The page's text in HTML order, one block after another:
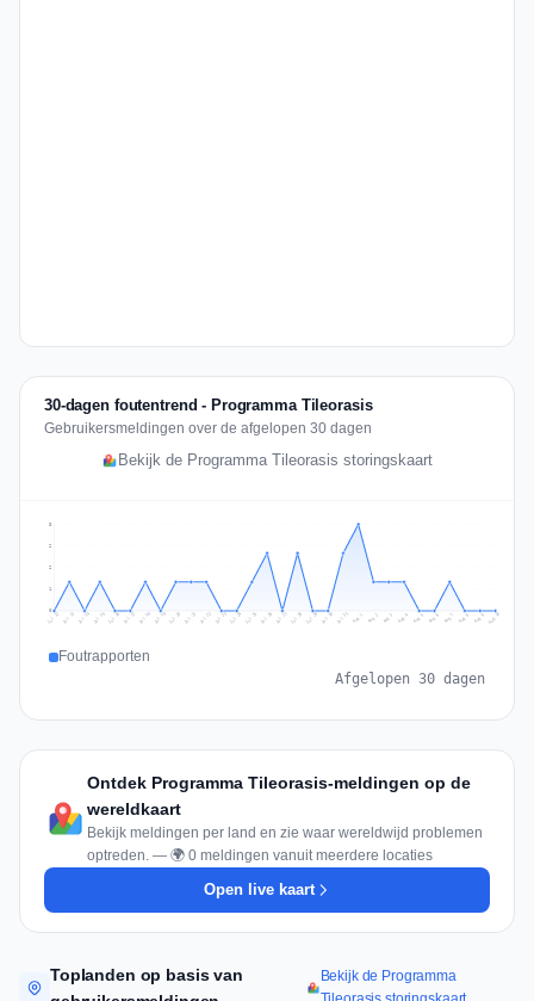
30-dagen foutentrend - Programma Tileorasis
Gebruikersmeldingen over de afgelopen 30 dagen
Bekijk de Programma Tileorasis storingskaart
1
2
2
3
Jul 12 Jul 13 Jul 14 Jul 15 Jul 16 Jul 17 Jul 18 Jul 19 Jul 20 Jul 21 Jul 22 Jul 23 Jul 24 Jul 25 Jul 26 Jul 27 Jul 28 Jul 29 Jul 30 Jul 31 Aug 1 Aug 2 Aug 3 Aug 4 Aug 5 Aug 6 Aug 7 Aug 8 Aug 9 Aug 10
Foutrapporten
Afgelopen 30 dagen
Ontdek Programma Tileorasis-meldingen op de
wereldkaart
Bekijk meldingen per land en zie waar wereldwijd problemen
optreden. — 🌍 0 meldingen vanuit meerdere locaties
Open live kaart
Toplanden op basis van
Bekijk de Programma